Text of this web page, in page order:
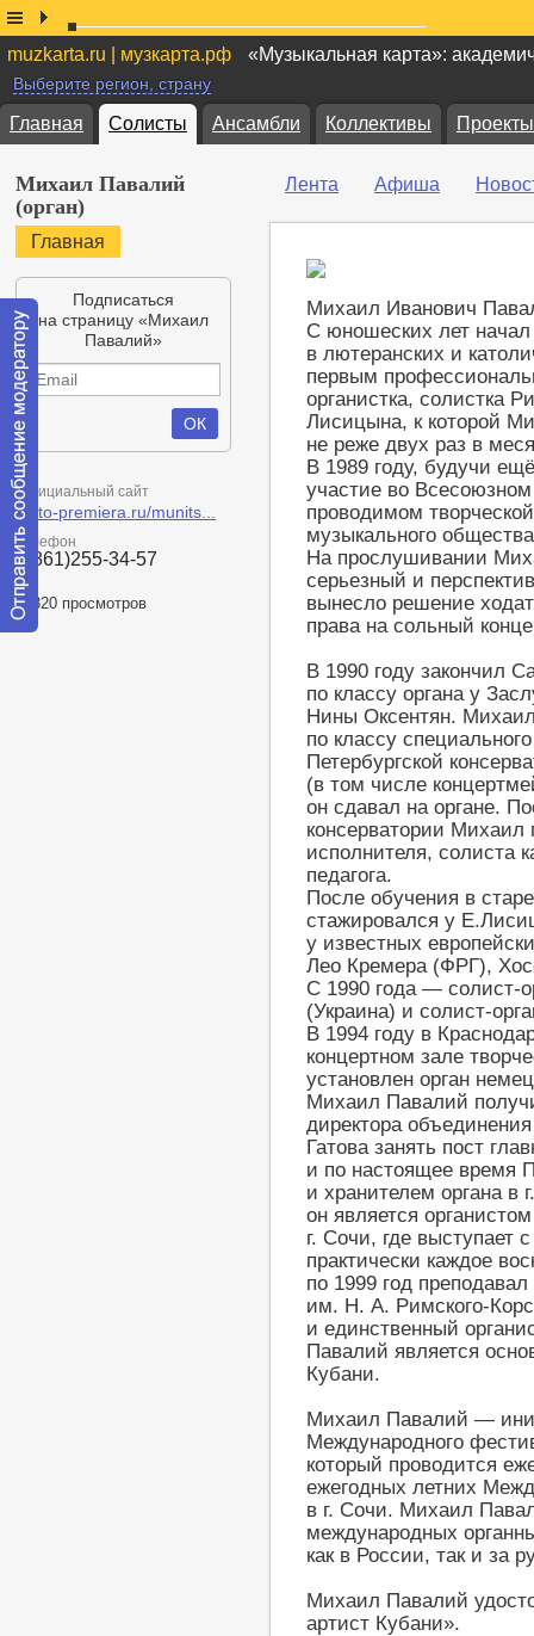
muzkarta.ru | музкарта.рф «Музыкальная карта»:
Выберите регион, страну
Главная Солисты Ансамбли Коллективы Проекты
Михаил Павалий
(орган)
Главная
Подписаться
на страницу «Михаил
Павалий»
Официальный сайт
kmto-premiera.ru/munits...
Телефон
8(861)255-34-57
20820 просмотров
Лента Афиша
Михаил Иванович
С юношеских лет начал
в лютеранских и
первым
органистка, солистка
Лисицына, к которой
не реже двух раз в
В 1989 году, будучи
участие во
проводимом
музыкального
На прослушивании
серьезный и
вынесло решение
права на сольный
В 1990 году закончил
по классу органа у
Нины Оксентян.
по классу
Петербургской
(в том числе
он сдавал на органе.
консерватории Михаил
исполнителя, солиста
педагога.
После обучения в
стажировался у
у известных
Лео Кремера (ФРГ),
С 1990 года — солист-
(Украина) и солист-
В 1994 году в
концертном зале
установлен орган
Михаил Павалий
директора
Гатова занять пост
и по настоящее время
и хранителем органа в
он является
г. Сочи, где выступает
практически каждое
по 1999 год
им. Н. А. Римского-
и единственный
Павалий является
Кубани.
Михаил Павалий —
Международного
который проводится
ежегодных летних
в г. Сочи. Михаил
международных
как в России, так и за
Михаил Павалий
артист Кубани».